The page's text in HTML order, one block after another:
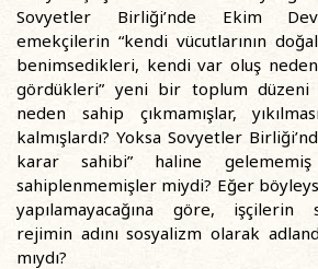
Sovyetler Birliği’nde Ekim
emekçilerin “kendi vücutlarının
benimsedikleri, kendi var oluş
gördükleri” yeni bir toplum
neden sahip çıkmamışlar,
kalmışlardı? Yoksa Sovyetler
karar sahibi” haline
sahiplenmemişler miydi? Eğer
yapılamayacağına göre, işçilerin
rejimin adını sosyalizm olarak
mıydı?